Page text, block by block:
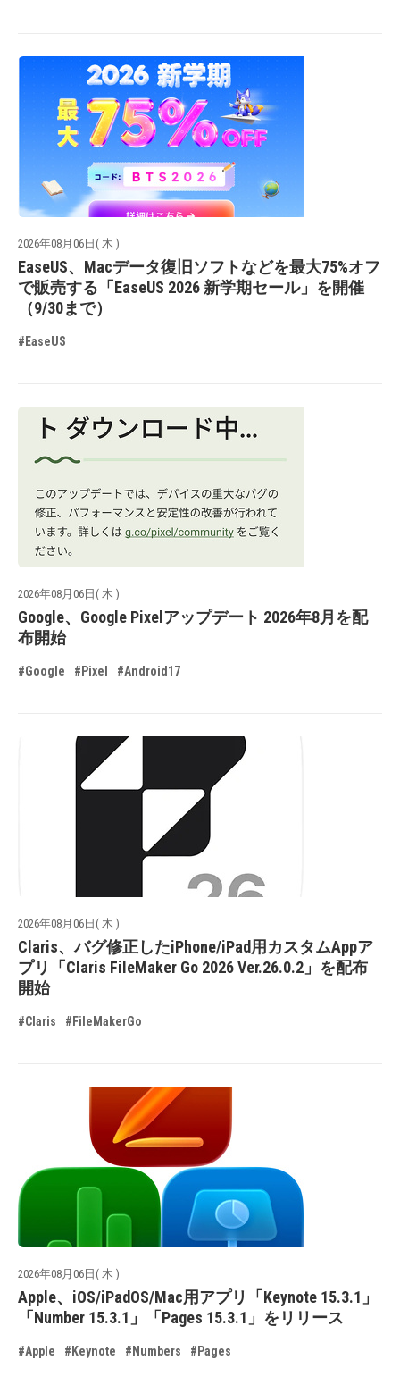
2026年08月06日( 木 )
EaseUS、Macデータ復旧ソフトなどを最大75%オフ
で販売する「EaseUS 2026 新学期セール」を開催
（9/30まで）
#EaseUS
2026年08月06日( 木 )
Google、Google Pixelアップデート 2026年8月を配
布開始
#Google #Pixel #Android17
2026年08月06日( 木 )
Claris、バグ修正したiPhone/iPad用カスタムAppア
プリ「Claris FileMaker Go 2026 Ver.26.0.2」を配布
開始
#Claris #FileMakerGo
2026年08月06日( 木 )
Apple、iOS/iPadOS/Mac用アプリ「Keynote 15.3.1」
「Number 15.3.1」「Pages 15.3.1」をリリース
#Apple #Keynote #Numbers #Pages